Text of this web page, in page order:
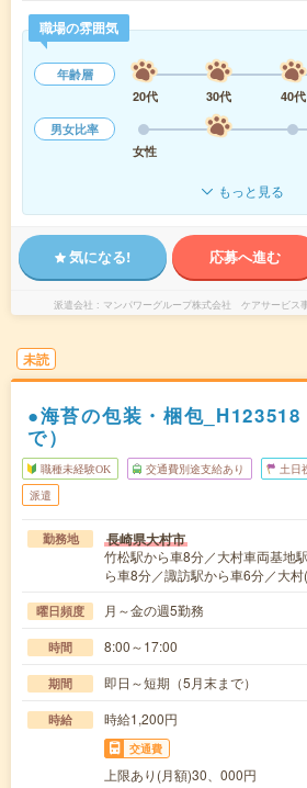
職場の雰囲気
年齢層
20代
30代 40代
男女比率
女性
もっと見る
気になる! 応募へ進む
派遣会社 マンパワーグループ株式会社 ケアサービス
未読
●海苔の包装・梱包_H123518
で）
職種未経験OK 交通費別途支給あり 土日
派遣
勤務地 長崎県大村市
竹松駅から車8分／大村車両基地
ら車8分／諏訪駅から車6分／大
曜日頻度 月～金の週5勤務
時間 8:00～17:00
期間 即日～短期（5月末まで）
時給 時給1,200円
交通費
上限あり(月額)30、000円